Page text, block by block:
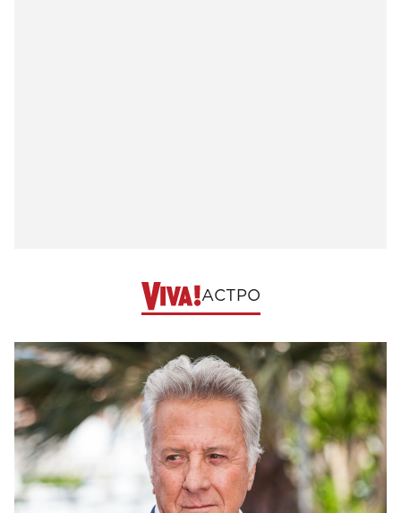
АСТРО